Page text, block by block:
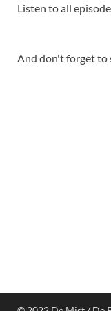
Listen to all
And don't forget to